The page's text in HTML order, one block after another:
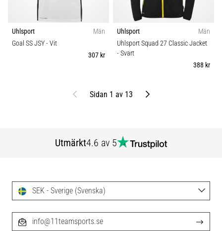
Uhlsport
Män
Goal SS JSY- Vit
307 kr
Uhlsport
Män
Uhlsport Squad 27 Classic Jacket
- Svart
388 kr
Föregående
Sidan 1 av 13 Nästa
Utmärkt4.6 av 5
SEK - Sverige (Svenska)
info@11teamsports.se